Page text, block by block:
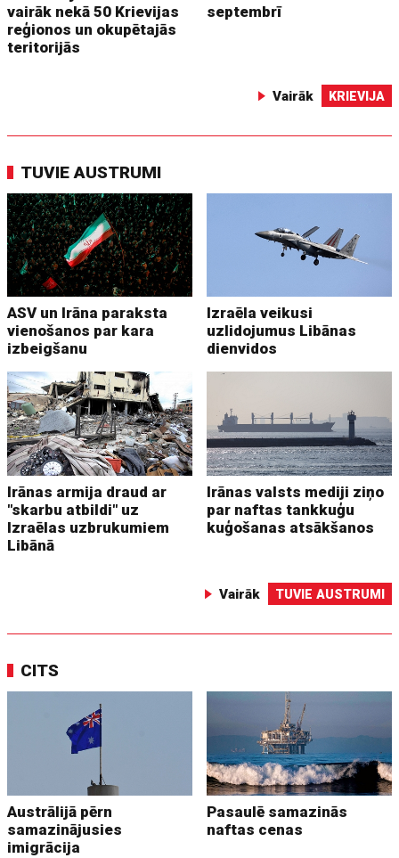
vairāk nekā 50 Krievijas
reģionos un okupētajās
teritorijās
septembrī
Vairāk KRIEVIJA
TUVIE AUSTRUMI
ASV un Irāna paraksta
vienošanos par kara
izbeigšanu
Izraēla veikusi
uzlidojumus Libānas
dienvidos
Irānas armija draud ar
"skarbu atbildi" uz
Izraēlas uzbrukumiem
Libānā
Irānas valsts mediji ziņo
par naftas tankkuģu
kuģošanas atsākšanos
Vairāk TUVIE AUSTRUMI
CITS
Austrālijā pērn
samazinājusies
imigrācija
Pasaulē samazinās
naftas cenas